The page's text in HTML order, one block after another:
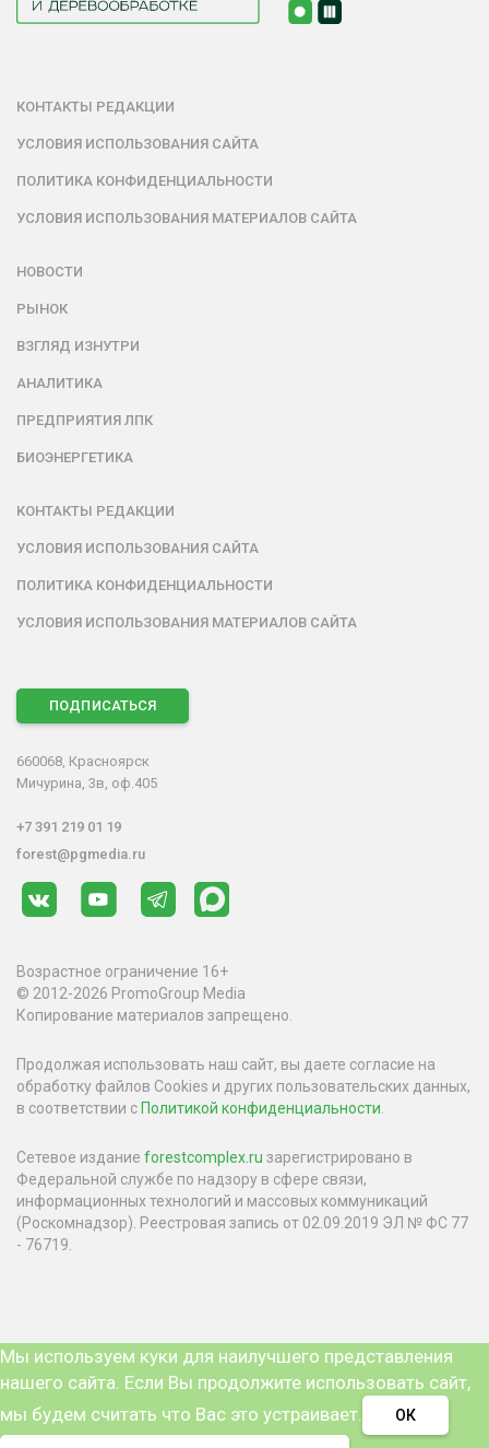
КОНТАКТЫ РЕДАКЦИИ
УСЛОВИЯ ИСПОЛЬЗОВАНИЯ САЙТА
ПОЛИТИКА КОНФИДЕНЦИАЛЬНОСТИ
УСЛОВИЯ ИСПОЛЬЗОВАНИЯ МАТЕРИАЛОВ САЙТА
НОВОСТИ
РЫНОК
ВЗГЛЯД ИЗНУТРИ
АНАЛИТИКА
ПРЕДПРИЯТИЯ ЛПК
БИОЭНЕРГЕТИКА
КОНТАКТЫ РЕДАКЦИИ
УСЛОВИЯ ИСПОЛЬЗОВАНИЯ САЙТА
ПОЛИТИКА КОНФИДЕНЦИАЛЬНОСТИ
УСЛОВИЯ ИСПОЛЬЗОВАНИЯ МАТЕРИАЛОВ САЙТА
ПОДПИСАТЬСЯ
660068, Красноярск
Мичурина, 3в, оф.405
+7 391 219 01 19
forest@pgmedia.ru
Возрастное ограничение 16+
© 2012-2026 PromoGroup Media
Копирование материалов запрещено.
Продолжая использовать наш сайт, вы даете согласие на
обработку файлов Cookies и других пользовательских данных,
в соответствии с Политикой конфиденциальности
Сетевое издание forestcomplex.ru зарегистрировано в
Федеральной службе по надзору в сфере связи,
информационных технологий и массовых коммуникаций
(Роскомнадзор). Реестровая запись от 02.09.2019 ЭЛ № ФС 77
- 76719.
Мы используем куки для наилучшего представления
нашего сайта. Если Вы продолжите использовать сайт,
мы будем считать что Вас это устраивает.
ОК